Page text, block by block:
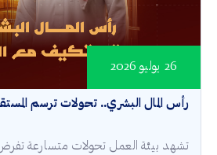
رأس المال البشري.. تحولات ترسم
26 يوليو 2026
تشهد بيئة العمل تحولات متسارعة